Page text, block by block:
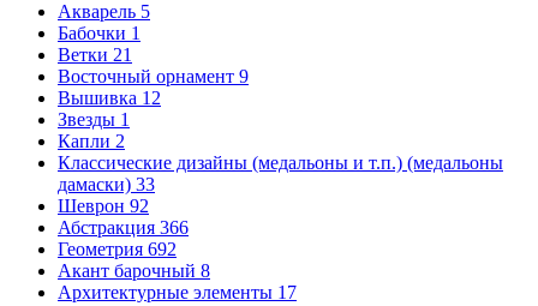
Акварель 5
Бабочки 1
Ветки 21
Восточный орнамент 9
Вышивка 12
Звезды 1
Капли 2
Классические дизайны (медальоны и т.п.) (медальоны
дамаски) 33
Шеврон 92
Абстракция 366
Геометрия 692
Акант барочный 8
Архитектурные элементы 17